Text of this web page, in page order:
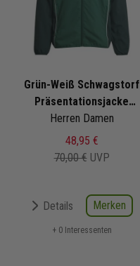
Grün-Weiß Schwagstorf
Präsentationsjacke
2025/2026
Herren Damen
48,95 €
70,00 € UVP
Details Merken
+ 0 Interessenten